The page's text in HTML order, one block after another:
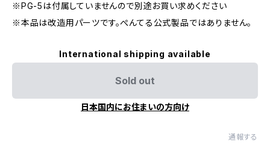
※PG-5は付属していませんので別途お買い求めください
※本品は改造用パーツです。ぺんてる公式製品ではありません。
International shipping available
Sold out
日本国内にお住まいの方向け
通報する